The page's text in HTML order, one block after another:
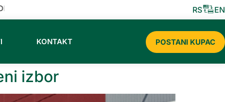
CERMAT SLADOLEDA ZA 2026 RS EN
KONTAKT POSTANI KUPAC
izbor